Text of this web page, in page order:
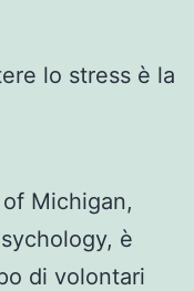
lo stress è la
Michigan,
è
di volontari